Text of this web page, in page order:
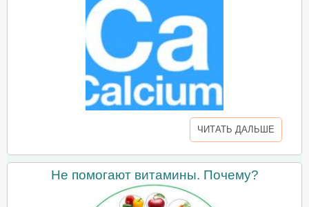
ЧИТАТЬ ДАЛЬШЕ
Не помогают витамины. Почему?